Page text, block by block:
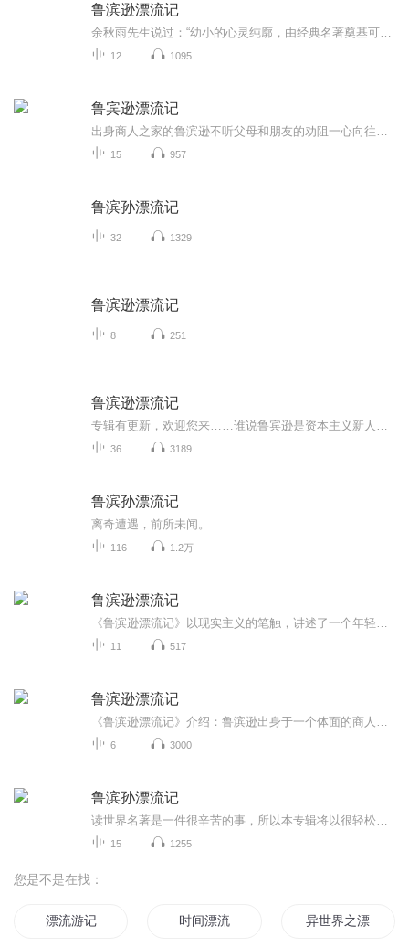
鲁滨逊漂流记
12 1095
鲁宾逊漂流记
15 957
鲁滨孙漂流记
32 1329
鲁滨逊漂流记
8 251
鲁滨逊漂流记
36 3189
鲁滨孙漂流记
离奇遭遇，前所未闻。
116 1.2万
鲁滨逊漂流记
11 517
鲁滨逊漂流记
6 3000
鲁滨孙漂流记
15 1255
您是不是在找：
漂流游记 时间漂流 异世界之漂流记